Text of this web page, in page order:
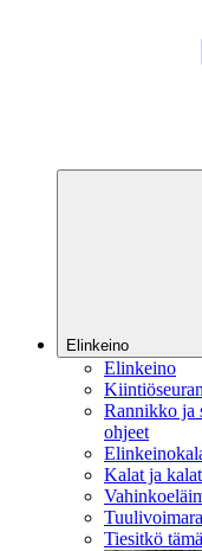
Elinkeino
Elinkeino
Rannikko ja
ohjeet
Kalat ja
Tiesitkö